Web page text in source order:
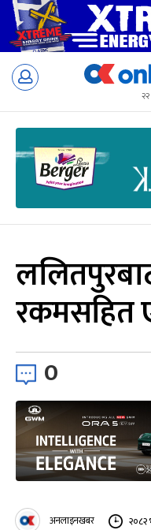
Skip
रकमसहित
0
अनलाइनखबर २०८२